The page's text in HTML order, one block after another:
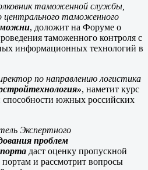
таможенной службы,
центрального таможенного
, доложит на Форуме о
таможенного контроля с
информационных технологий в
по направлению логистика
, наметит курс
способности южных российских
Экспертного
проблем
даст оценку пропускной
и рассмотрит вопросы